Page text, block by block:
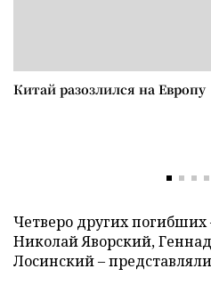
Китай разозлился на Европу
Четверо других
Николай Яворский,
Лосинский –